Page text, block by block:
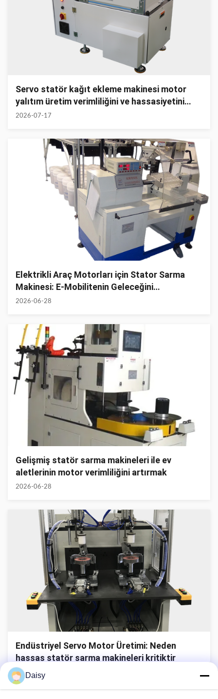
Servo statör kağıt ekleme makinesi motor
yalıtım üretim verimliliğini ve hassasiyetini
arttırıyor
2026-07-17
Elektrikli Araç Motorları için Stator Sarma
Makinesi: E-Mobilitenin Geleceğini
Yönlendirmek
2026-06-28
Gelişmiş statör sarma makineleri ile ev
aletlerinin motor verimliliğini artırmak
2026-06-28
Endüstriyel Servo Motor Üretimi: Neden
hassas statör sarma makineleri kritiktir
2026-06-28
Daisy